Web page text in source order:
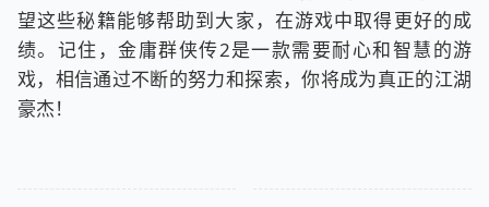
望这些秘籍能够帮助到大家，在游戏中取得更好的成
绩。记住，金庸群侠传2是一款需要耐心和智慧的游
戏，相信通过不断的努力和探索，你将成为真正的江湖
豪杰！